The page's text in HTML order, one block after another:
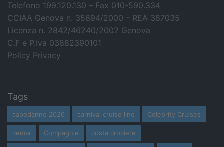
Telefono 199.120.130 – Fax 010-590.334
CCIAA Genova n. 35694/2000 – REA 387035
Licenza n. 2842/46240/2002 Genova
C.F e P.Iva 03882390101
Policy Privacy
Tags
capodanno 2026 carnival cruise line Celebrity Cruises
cemar Compagnie costa crociere